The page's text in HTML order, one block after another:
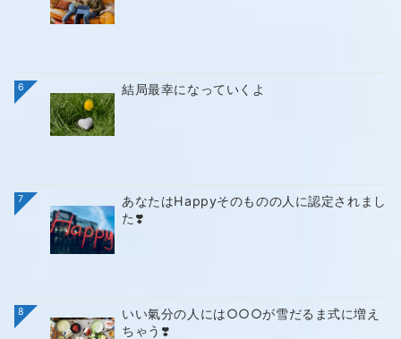
6 結局最幸になっていくよ
7
あなたはHappyそのものの人に認定されまし
た❣️
8
いい氣分の人には○○○が雪だるま式に増え
ちゃう❣️